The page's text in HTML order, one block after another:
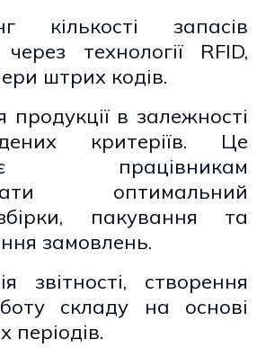
кількості запасів
через технології RFID,
штрих кодів.
продукції в залежності
критеріїв. Це
працівникам
оптимальний
пакування та
замовлень.
звітності, створення
складу на основі
періодів.